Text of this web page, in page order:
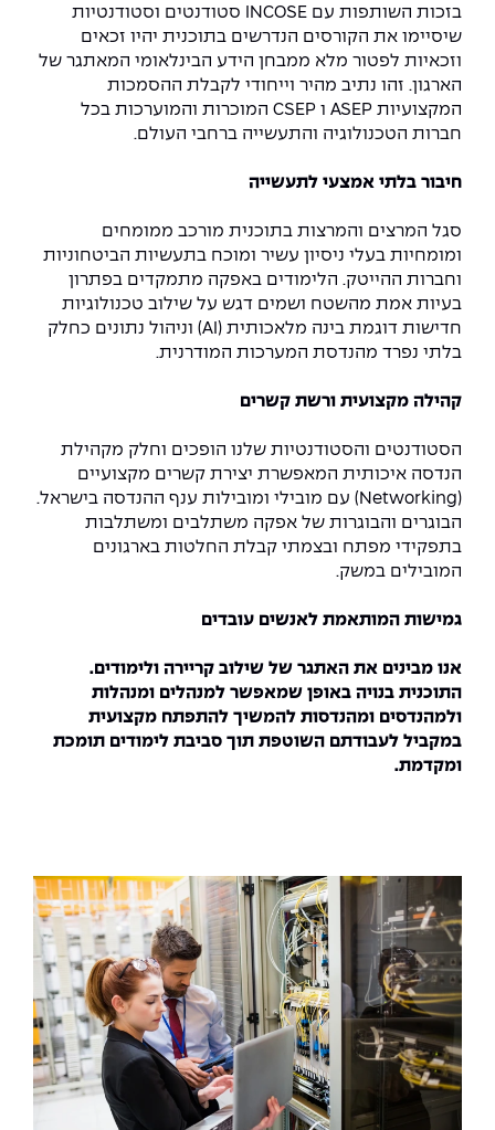
בזכות השותפות עם INCOSE סטודנטים וסטודנטיות
שיסיימו את הקורסים הנדרשים בתוכנית יהיו זכאים
וזכאיות לפטור מלא ממבחן הידע הבינלאומי המאתגר של
הארגון. זהו נתיב מהיר וייחודי לקבלת ההסמכות
המקצועיות ASEP ו CSEP המוכרות והמוערכות בכל
חברות הטכנולוגיה והתעשייה ברחבי העולם.
חיבור בלתי אמצעי לתעשייה
סגל המרצים והמרצות בתוכנית מורכב ממומחים
ומומחיות בעלי ניסיון עשיר ומוכח בתעשיות הביטחוניות
וחברות ההייטק. הלימודים באפקה מתמקדים בפתרון
בעיות אמת מהשטח ושמים דגש על שילוב טכנולוגיות
חדישות דוגמת בינה מלאכותית (AI) וניהול נתונים כחלק
בלתי נפרד מהנדסת המערכות המודרנית.
קהילה מקצועית ורשת קשרים
הסטודנטים והסטודנטיות שלנו הופכים וחלק מקהילת
הנדסה איכותית המאפשרת יצירת קשרים מקצועיים
(Networking) עם מובילי ומובילות ענף ההנדסה בישראל.
הבוגרים והבוגרות של אפקה משתלבים ומשתלבות
בתפקידי מפתח ובצמתי קבלת החלטות בארגונים
המובילים במשק.
גמישות המותאמת לאנשים עובדים
אנו מבינים את האתגר של שילוב קריירה ולימודים.
התוכנית בנויה באופן שמאפשר למנהלים ומנהלות
ולמהנדסים ומהנדסות להמשיך להתפתח מקצועית
במקביל לעבודתם השוטפת תוך סביבת לימודים תומכת
ומקדמת.